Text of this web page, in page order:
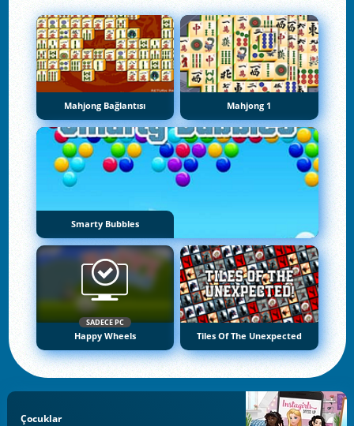
Mahjong Bağlantısı Mahjong 1
Smarty Bubbles
SADECE PC
Happy Wheels Tiles Of The Unexpected
Çocuklar